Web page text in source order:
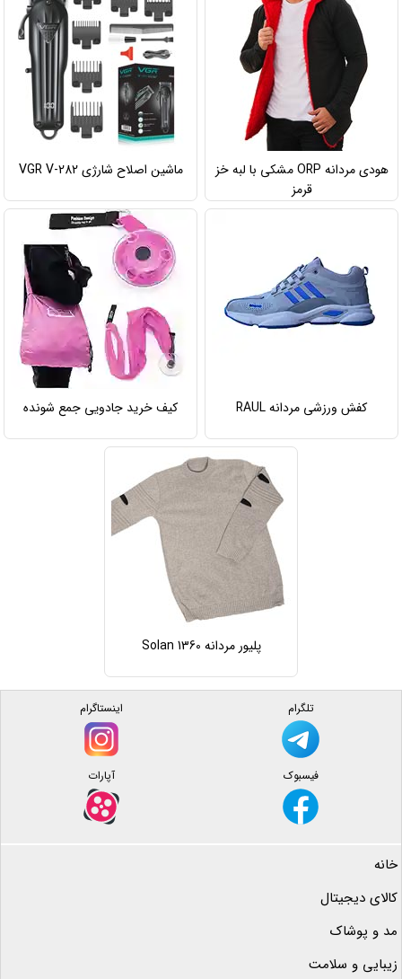
هودی مردانه ORP مشکی با لبه خز
قرمز
ماشین اصلاح شارژی VGR V-282
کفش ورزشی مردانه RAUL کیف خرید جادویی جمع شونده
پلیور مردانه Solan 1360
تلگرام اینستاگرام
فیسبوک آپارات
خانه
کالای دیجیتال
مد و پوشاک
زیبایی و سلامت